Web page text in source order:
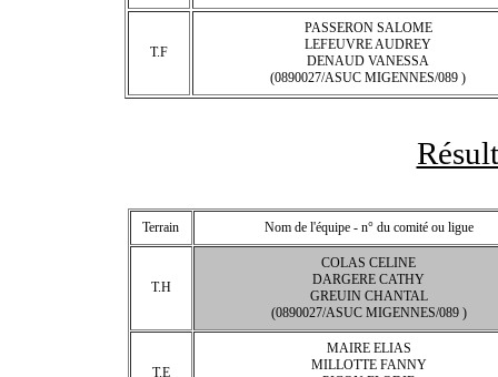
T.F
PASSERON SALOME
LEFEUVRE AUDREY
DENAUD VANESSA
(0890027/ASUC MIGENNES/089 )
Terrain Nom de l'équipe - n° du comité ou ligue
T.H
COLAS CELINE
DARGERE CATHY
GREUIN CHANTAL
(0890027/ASUC MIGENNES/089 )
T.E
MAIRE ELIAS
MILLOTTE FANNY